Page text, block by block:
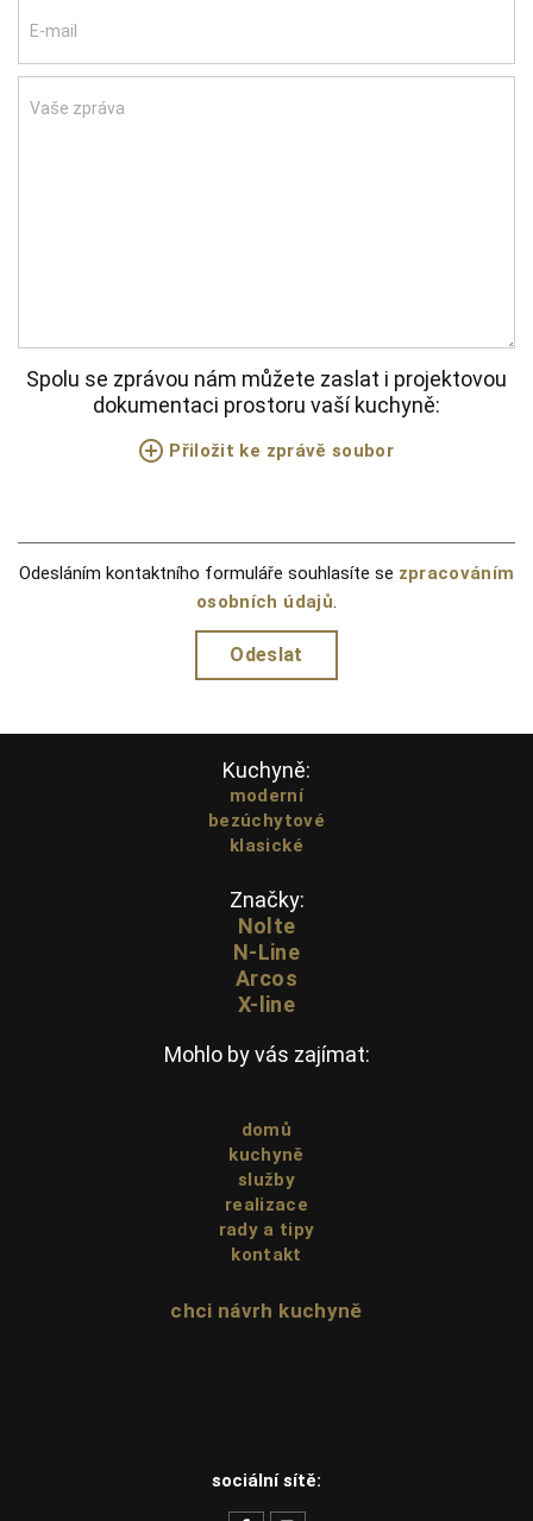
E-mail
Vaše zpráva
Spolu se zprávou nám můžete zaslat i projektovou
dokumentaci prostoru vaší kuchyně:
Přiložit ke zprávě soubor
Odesláním kontaktního formuláře souhlasíte se zpracováním
osobních údajů.
Kuchyně:
moderní
bezúchytové
klasické
Značky:
Nolte
N-Line
Arcos
X-line
Mohlo by vás zajímat:
domů
kuchyně
služby
realizace
rady a tipy
kontakt
chci návrh kuchyně
sociální sítě: